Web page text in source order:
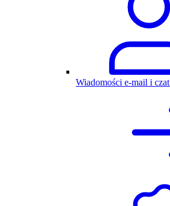
Wiadomości e-mail i